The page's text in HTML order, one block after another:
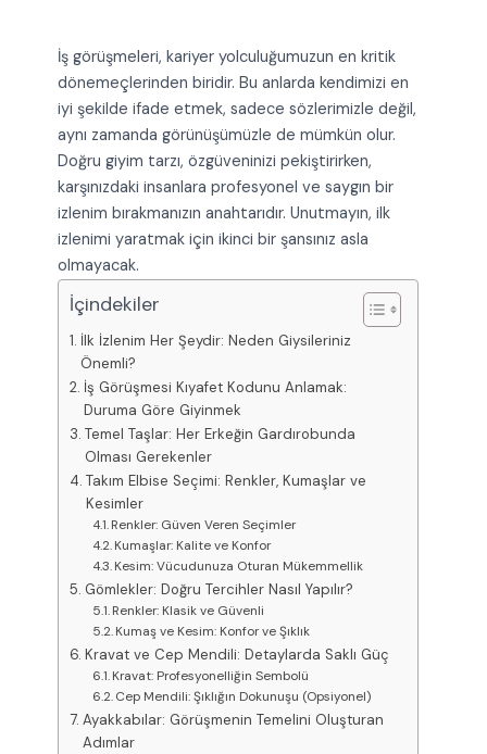
İş görüşmeleri, kariyer yolculuğumuzun en kritik
dönemeçlerinden biridir. Bu anlarda kendimizi en
iyi şekilde ifade etmek, sadece sözlerimizle değil,
aynı zamanda görünüşümüzle de mümkün olur.
Doğru giyim tarzı, özgüveninizi pekiştirirken,
karşınızdaki insanlara profesyonel ve saygın bir
izlenim bırakmanızın anahtarıdır. Unutmayın, ilk
izlenimi yaratmak için ikinci bir şansınız asla
olmayacak.
İçindekiler
İlk İzlenim Her Şeydir: Neden Giysileriniz
Önemli?
İş Görüşmesi Kıyafet Kodunu Anlamak:
Duruma Göre Giyinmek
Temel Taşlar: Her Erkeğin Gardırobunda
Olması Gerekenler
Takım Elbise Seçimi: Renkler, Kumaşlar ve
Kesimler
Renkler: Güven Veren Seçimler
Kumaşlar: Kalite ve Konfor
Kesim: Vücudunuza Oturan Mükemmellik
Gömlekler: Doğru Tercihler Nasıl Yapılır?
Renkler: Klasik ve Güvenli
Kumaş ve Kesim: Konfor ve Şıklık
Kravat ve Cep Mendili: Detaylarda Saklı Güç
Kravat: Profesyonelliğin Sembolü
Cep Mendili: Şıklığın Dokunuşu (Opsiyonel)
Ayakkabılar: Görüşmenin Temelini Oluşturan
Adımlar